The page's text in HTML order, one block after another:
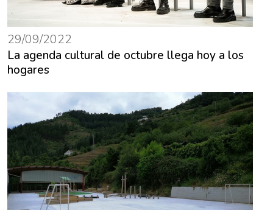
29/09/2022
La agenda cultural de octubre llega hoy a los
hogares